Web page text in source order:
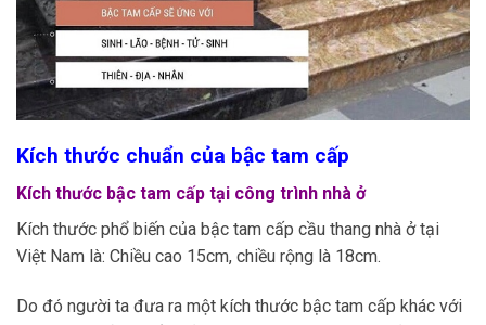
Kích thước chuẩn của bậc tam cấp
Kích thước bậc tam cấp tại công trình nhà ở
Kích thước phổ biến của bậc tam cấp cầu thang nhà ở tại
Việt Nam là: Chiều cao 15cm, chiều rộng là 18cm.
Do đó người ta đưa ra một kích thước bậc tam cấp khác với